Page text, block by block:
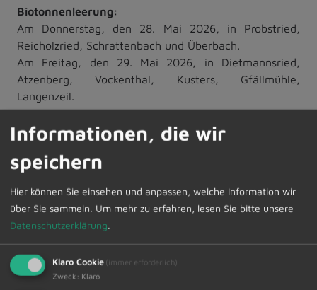
Biotonnenleerung:
Am Donnerstag, den 28. Mai 2026, in Probstried,
Reicholzried, Schrattenbach und Überbach.
Am Freitag, den 29. Mai 2026, in Dietmannsried,
Atzenberg, Vockenthal, Kusters, Gfällmühle,
Langenzeil.
Papiertonnenleerung:
Am Mittwoch, den 27. Mai 2026, in Dietmannsried,
Überbach, Atzenberg, Gfällmühle, Kusters, Langenzeil,
Am Mittwoch, den 27. Mai 2026, in Probstried,
Reicholzried und Schrattenbach.
Die Abfuhrtermine können im Internet unter
www.zak-kempten.de Aktuelles, Termine, Abfuhrpläne
abgerufen werden.
Informationen, die wir
speichern
Hier können Sie einsehen und anpassen, welche Information wir
über Sie sammeln. Um mehr zu erfahren, lesen Sie bitte unsere
Datenschutzerklärung.
Klaro Cookie (immer erforderlich)
Zweck : Klaro